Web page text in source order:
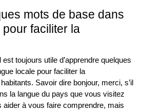
mots de base dans
faciliter la
toujours utile d’apprendre quelques
locale pour faciliter la
Savoir dire bonjour, merci, s’il
la langue du pays que vous visitez
aider à vous faire comprendre, mais